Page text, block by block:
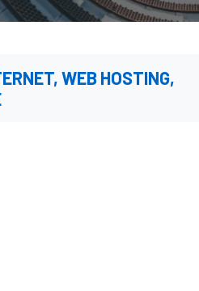
WEB HOSTING,